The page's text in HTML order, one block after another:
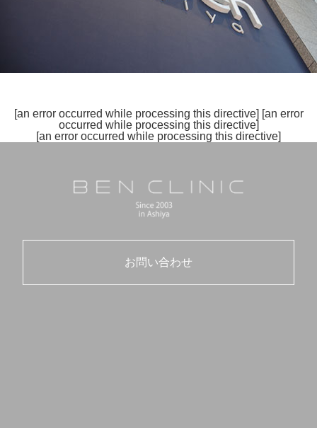
[an error occurred while processing this directive] [an error
occurred while processing this directive]
[an error occurred while processing this directive]
お問い合わせ